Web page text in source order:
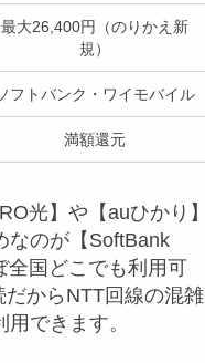
最大26,400円（のりかえ新
規）
フトバンク・ワイモバイル
満額還元
光】や【auひかり】
なのが【SoftBank
全国どこでも利用可
からNTT回線の混雑
できます。